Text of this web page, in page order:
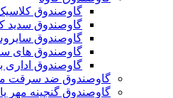
گاوصندوق
گاوصندوق سدید
گاوصندوق
گاوصندوق های
گاوصندوق اداری
گاوصندوق ضد سرقت
گاوصندوق گنجینه مهر